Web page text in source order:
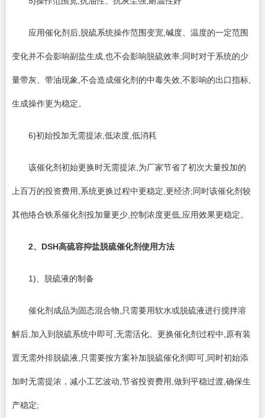
应用催化剂后,脱硫系统操作范围变宽,碱度、温度的一定范围
变化并不会影响副盐生成,也不会影响脱硫效率;同时对于系统的少
量带灰、带油现象,不会造成催化剂的中毒失效,不影响的出口指标,
生成操作更为稳定。
6)初始投加无需提浓,低浓度,低消耗
该催化剂初始更换时无需提浓,为厂家节省了初次大量投加的
上百万的投资费用,系统更换过程中更稳定,更经济;同时该催化剂较
其他络合铁系催化剂投加量更少,控制浓度更低,应用效果更稳定。
2、 DSH高硫容抑盐脱硫催化剂使用方法
1)、脱硫液的制备
催化剂成品为固态混合物,只需要用软水或脱硫液进行搅拌溶
解后,加入到脱硫系统中即可,无需活化。更换催化剂过程中,原有装
置无需外排脱硫液,只需要按方案补加脱硫催化剂即可,同时初始添
加时无需提浓，减小工艺波动,节省投资费用,做到平稳过渡,确保生
产稳定;